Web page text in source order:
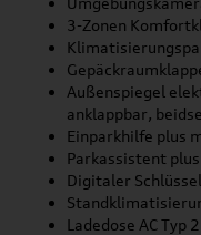
3-Zonen
Außenspiegel
anklappbar,
Einparkhilfe plus
Parkassistent plus
Digitaler Schlüssel
Ladedose AC Typ 2